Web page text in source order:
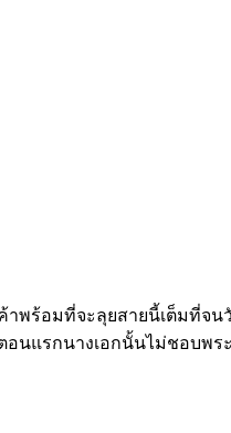
ค้าพร้อมที่จะลุยสายนี้เต็มที่
แรกนางเอกนั้นไม่ชอบพระ